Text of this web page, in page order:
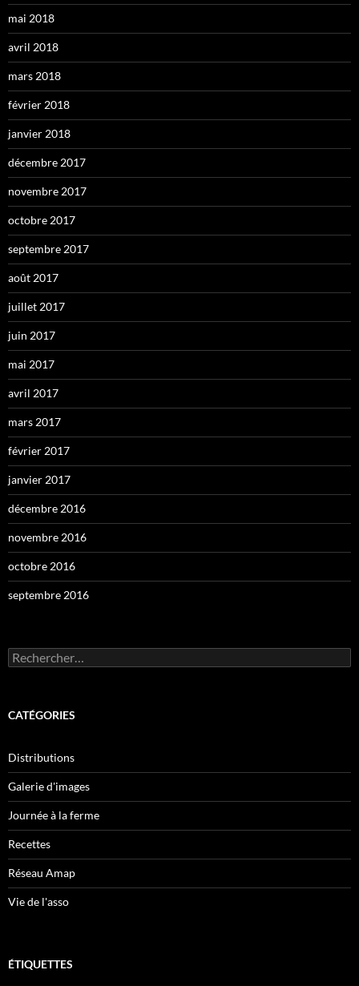
mai 2018
avril 2018
mars 2018
février 2018
janvier 2018
décembre 2017
novembre 2017
octobre 2017
septembre 2017
août 2017
juillet 2017
juin 2017
mai 2017
avril 2017
mars 2017
février 2017
janvier 2017
décembre 2016
novembre 2016
octobre 2016
septembre 2016
Rechercher :
CATÉGORIES
Distributions
Galerie d'images
Journée à la ferme
Recettes
Réseau Amap
Vie de l'asso
ÉTIQUETTES